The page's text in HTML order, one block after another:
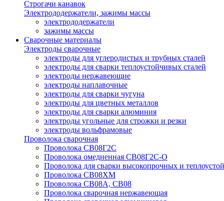
Строгачи канавок
Электрододержатели, зажимы массы
электрододержатели
зажимы массы
Сварочные материалы
Электроды сварочные
электроды для углеродистых и трубных сталей
электроды для сварки теплоустойчивых сталей
электроды нержавеющие
электроды наплавочные
электроды для сварки чугуна
электроды для цветных металлов
электроды для сварки алюминия
электроды угольные для строжки и резки
электроды вольфрамовые
Проволока сварочная
Проволока СВ08Г2С
Проволока омедненная СВ08Г2С-О
Проволока для сварки высокопрочных и
Проволока СВ08ХМ
Проволока СВ08А, СВ08
Проволока сварочная нержавеющая